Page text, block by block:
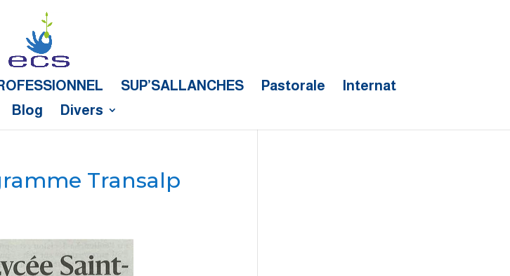
SUP’SALLANCHES Pastorale
Internat
Blog Divers
Transalp